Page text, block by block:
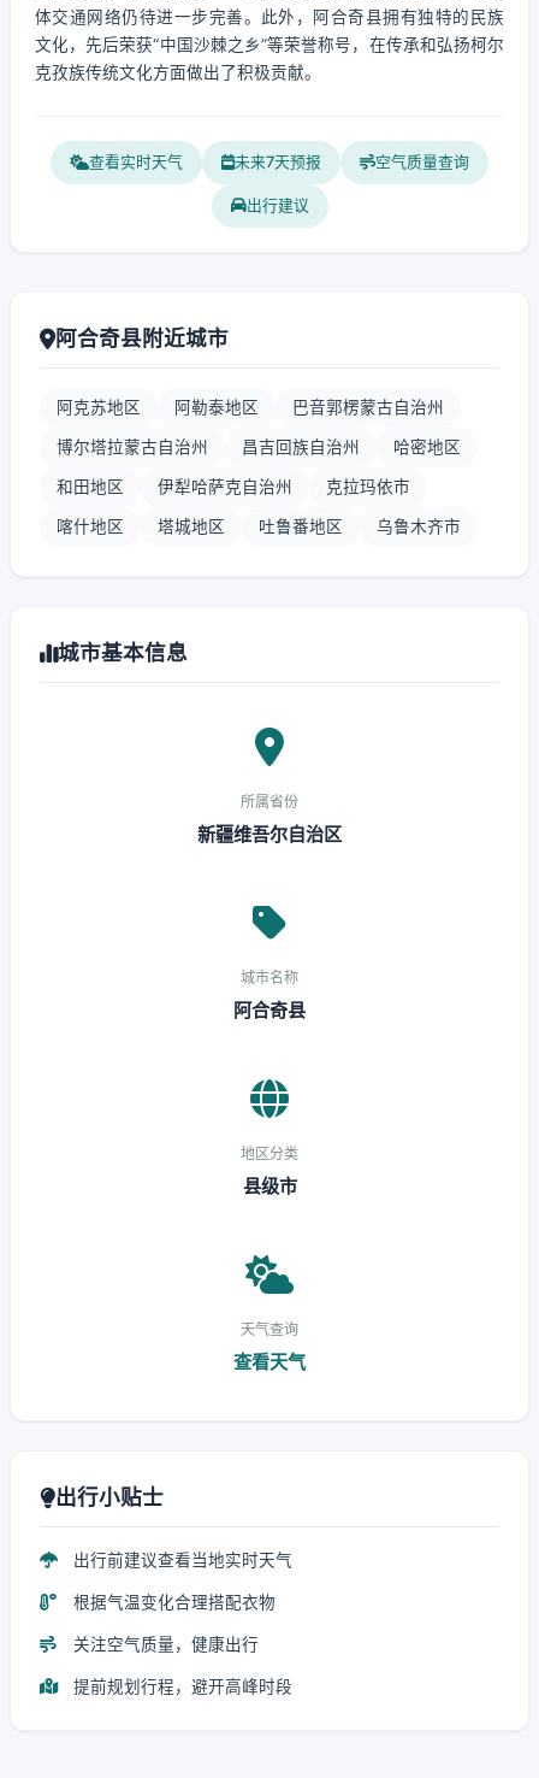
体交通网络仍待进一步完善。此外，阿合奇县拥有独特的民族
文化，先后荣获“中国沙棘之乡”等荣誉称号，在传承和弘扬柯尔
克孜族传统文化方面做出了积极贡献。
查看实时天气 未来7天预报 空气质量查询
出行建议
阿合奇县附近城市
阿克苏地区 阿勒泰地区 巴音郭楞蒙古自治州
博尔塔拉蒙古自治州 昌吉回族自治州 哈密地区
和田地区 伊犁哈萨克自治州 克拉玛依市
喀什地区 塔城地区 吐鲁番地区 乌鲁木齐市
城市基本信息
所属省份
新疆维吾尔自治区
城市名称
阿合奇县
地区分类
县级市
天气查询
查看天气
出行小贴士
出行前建议查看当地实时天气
根据气温变化合理搭配衣物
关注空气质量，健康出行
提前规划行程，避开高峰时段